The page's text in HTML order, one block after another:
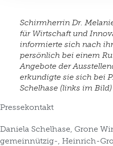
dem Impressum entnehmen.
Schirmherrin Dr.
für Wirtschaft und
informierte sich nach
persönlich bei einem
Angebote der
erkundigte sie sich bei
Schelhase (links im
Pressekontakt
Daniela Schelhase, Grone
gemeinnützig-, Heinrich-